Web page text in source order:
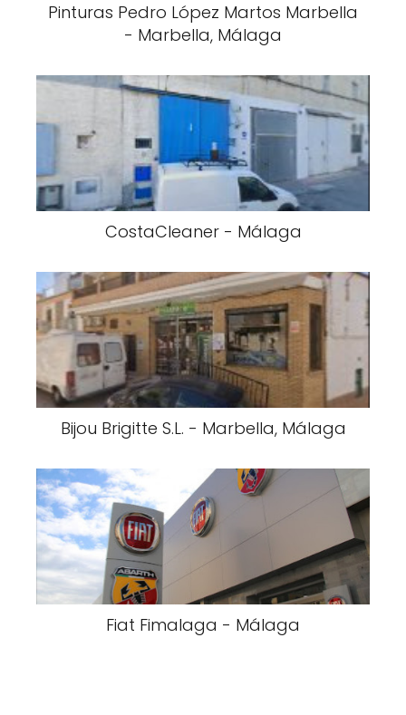
Pinturas Pedro López Martos Marbella
- Marbella, Málaga
CostaCleaner - Málaga
Bijou Brigitte S.L. - Marbella, Málaga
Fiat Fimalaga - Málaga